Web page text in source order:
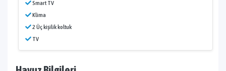
Smart TV
Klima
2 Üç kişilik koltuk
TV